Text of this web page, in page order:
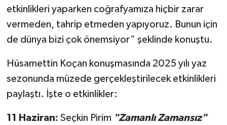
etkinlikleri yaparken coğrafyamıza hiçbir zarar
vermeden, tahrip etmeden yapıyoruz. Bunun için
de dünya bizi çok önemsiyor” şeklinde konuştu.
Hüsamettin Koçan konuşmasında 2025 yılı yaz
sezonunda müzede gerçekleştirilecek etkinlikleri
paylaştı. İşte o etkinlikler:
11 Haziran: Seçkin Pirim "Zamanlı Zamansız"